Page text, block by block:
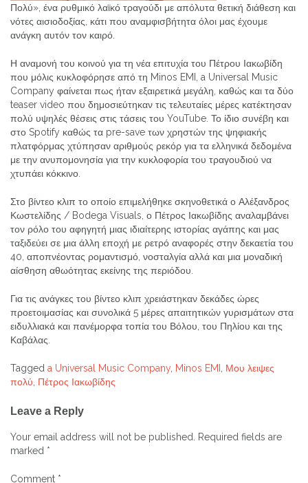
Πολύ», ένα ρυθμικό λαϊκό τραγούδι με απόλυτα θετική διάθεση και
νότες αισιοδοξίας, κάτι που αναμφισβήτητα όλοι μας έχουμε
ανάγκη αυτόν τον καιρό.
Η αναμονή του κοινού για τη νέα επιτυχία του Πέτρου Ιακωβίδη
που μόλις κυκλοφόρησε από τη Minos EMI, a Universal Music
Company φαίνεται πως ήταν εξαιρετικά μεγάλη, καθώς και τα δύο
teaser video που δημοσιεύτηκαν τις τελευταίες μέρες κατέκτησαν
πολύ υψηλές θέσεις στις τάσεις του YouTube. Το ίδιο συνέβη και
στο Spotify καθώς τα pre-save των χρηστών της ψηφιακής
πλατφόρμας χτύπησαν αριθμούς ρεκόρ για τα ελληνικά δεδομένα
με την ανυπομονησία για την κυκλοφορία του τραγουδιού να
χτυπάει κόκκινο.
Στο βίντεο κλιπ το οποίο επιμελήθηκε σκηνοθετικά ο Αλέξανδρος
Κωστελίδης / Bodega Visuals, ο Πέτρος Ιακωβίδης αναλαμβάνει
τον ρόλο του αφηγητή μιας ιδιαίτερης ιστορίας αγάπης και μας
ταξιδεύει σε μια άλλη εποχή με ρετρό αναφορές στην δεκαετία του
40, αποπνέοντας ρομαντισμό, νοσταλγία αλλά και μια μοναδική
αίσθηση αθωότητας εκείνης της περιόδου.
Για τις ανάγκες του βίντεο κλιπ χρειάστηκαν δεκάδες ώρες
προετοιμασίας και συνολικά 5 μέρες απαιτητικών γυρισμάτων στα
ειδυλλιακά και πανέμορφα τοπία του Βόλου, του Πηλίου και της
Καβάλας.
Tagged a Universal Music Company, Minos EMI
Μου λειψες
πολύ Πέτρος Ιακωβίδης
navigation
Leave a Reply
Your email address will not be published.
Required fields are
marked *
Comment *